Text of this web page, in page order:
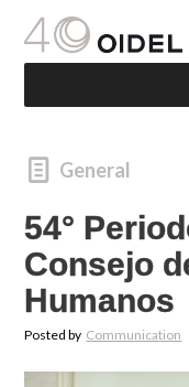
General
54°
Consejo
Humanos
Posted by Communication